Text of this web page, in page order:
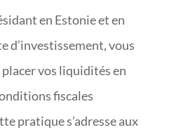
en Estonie et en
d’investissement, vous
vos liquidités en
fiscales
pratique s’adresse aux